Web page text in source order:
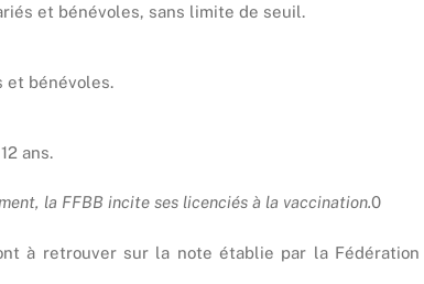
et bénévoles, sans limite de seuil.
et bénévoles.
ans.
la FFBB incite ses licenciés à la vaccination.0
à retrouver sur la note établie par la Fédération